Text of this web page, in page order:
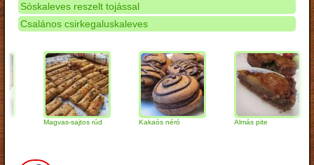
Sóskaleves reszelt tojással
Csalános csirkegaluskaleves
Magvas-sajtos rúd Kakaós néró Almás pite